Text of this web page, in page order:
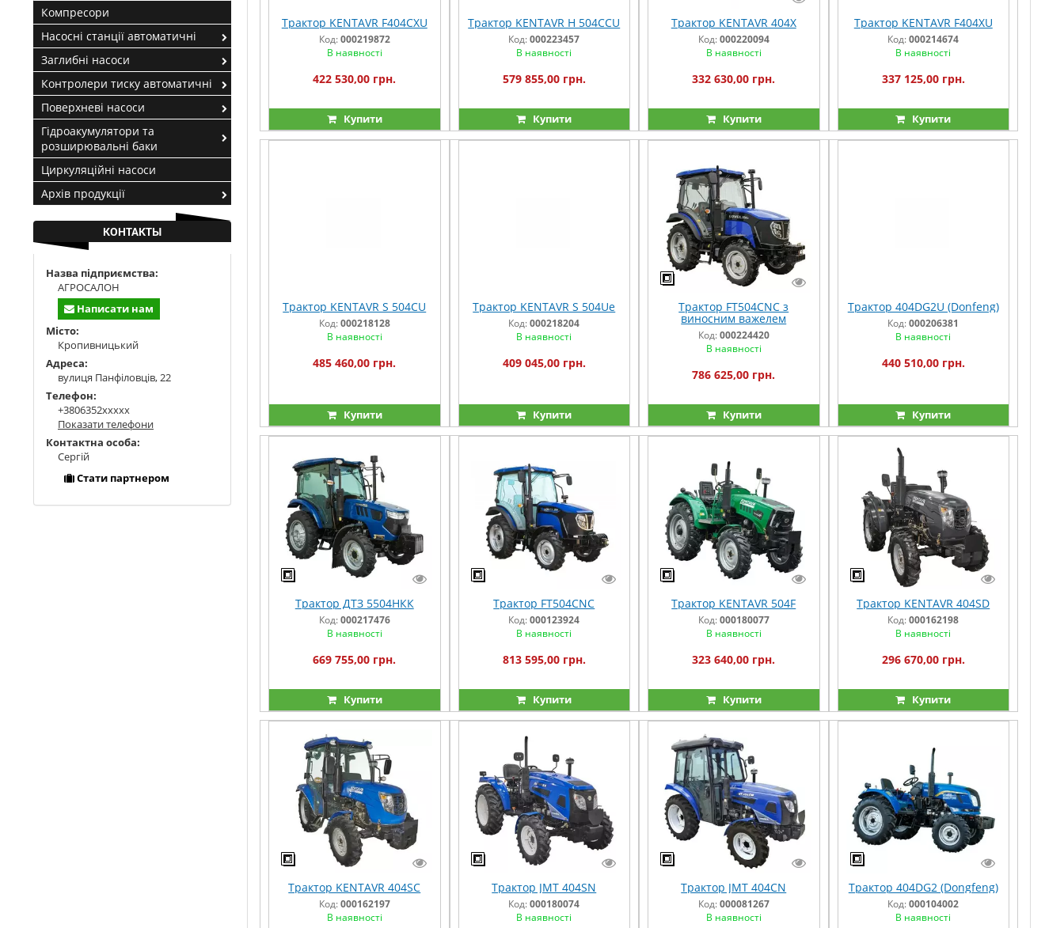
Трактор KENTAVR F404CXU
Код:000219872
В наявності
422 530,00 грн.
Купити
Трактор KENTAVR H 504ССU
Код:000223457
В наявності
579 855,00 грн.
Купити
Трактор KENTAVR 404X
Код:000220094
В наявності
332 630,00 грн.
Купити
Трактор KENTAVR F404XU
Код:000214674
В наявності
337 125,00 грн.
Купити
Трактор KENTAVR S 504CU
Код:000218128
В наявності
485 460,00 грн.
Купити
Трактор KENTAVR S 504Uе
Код:000218204
В наявності
409 045,00 грн.
Купити
Трактор FT504CNC з
виносним важелем
Код:000224420
В наявності
786 625,00 грн.
Купити
Трактор 404DG2U (Donfeng)
Код:000206381
В наявності
440 510,00 грн.
Купити
Трактор ДТЗ 5504НКК
Код:000217476
В наявності
669 755,00 грн.
Купити
Трактор FT504CNC
Код:000123924
В наявності
813 595,00 грн.
Купити
Трактор KENTAVR 504F
Код:000180077
В наявності
323 640,00 грн.
Купити
Трактор KENTAVR 404SD
Код:000162198
В наявності
296 670,00 грн.
Купити
Трактор KENTAVR 404SC
Код:000162197
В наявності
Трактор JMT 404SN
Код:000180074
В наявності
Трактор JMT 404CN
Код:000081267
В наявності
Трактор 404DG2 (Dongfeng)
Код:000104002
В наявності
Компресори
Насосні станції автоматичні
Заглибні насоси
Контролери тиску автоматичні
Поверхневі насоси
Гідроакумулятори та
розширювальні баки
Циркуляційні насоси
Архів продукції
КОНТАКТЫ
Назва підприємства:
АГРОСАЛОН
Написати нам
Місто:
Кропивницький
Адреса:
вулиця Панфіловців, 22
Телефон:
+3806352xxxxx
Показати телефони
Контактна особа:
Сергій
Стати партнером